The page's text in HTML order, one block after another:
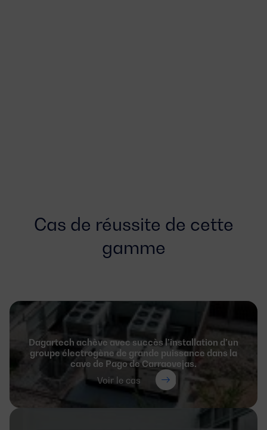
Cas de réussite de cette
gamme
Dagartech achève avec succès l’installation d’un
groupe électrogène de grande puissance dans la
cave de Pago de Carraovejas.
Voir le cas